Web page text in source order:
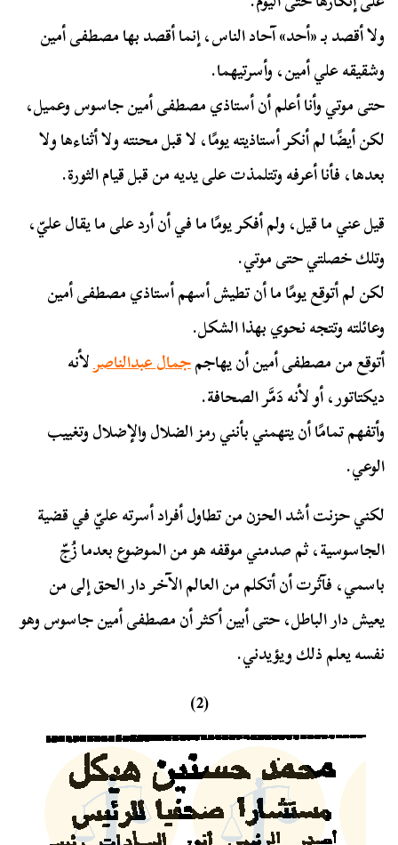
ولا أقصد بـ «أحد» آحاد الناس، إنما أقصد بها مصطفى أمين
وشقيقه علي أمين، وأسرتيهما.
حتى موتي وأنا أعلم أن أستاذي مصطفى أمين جاسوس وعميل،
لكن أيضًا لم أنكر أستاذيته يومًا، لا قبل محنته ولا أثناءها ولا
بعدها، فأنا أعرفه وتتلمذت على يديه من قبل قيام الثورة.
قيل عني ما قيل، ولم أفكر يومًا ما في أن أرد على ما يقال عليّ،
وتلك خصلتي حتى موتي.
لكن لم أتوقع يومًا ما أن تطيش أسهم أستاذي مصطفى أمين
وعائلته وتتجه نحوي بهذا الشكل.
أتوقع من مصطفى أمين أن يهاجمجمال عبدالناصرلأنه
ديكتاتور، أو لأنه دَمَّر الصحافة.
وأتفهم تمامًا أن يتهمني بأنني رمز الضلال والإضلال وتغييب
الوعي.
لكني حزنت أشد الحزن من تطاول أفراد أسرته عليّ في قضية
الجاسوسية، ثم صدمني موقفه هو من الموضوع بعدما زُجّ
باسمي، فآثرت أن أتكلم من العالم الآخر دار الحق إلى من
يعيش دار الباطل، حتى أبين أكثر أن مصطفى أمين جاسوس وهو
نفسه يعلم ذلك ويؤيدني.
(2)